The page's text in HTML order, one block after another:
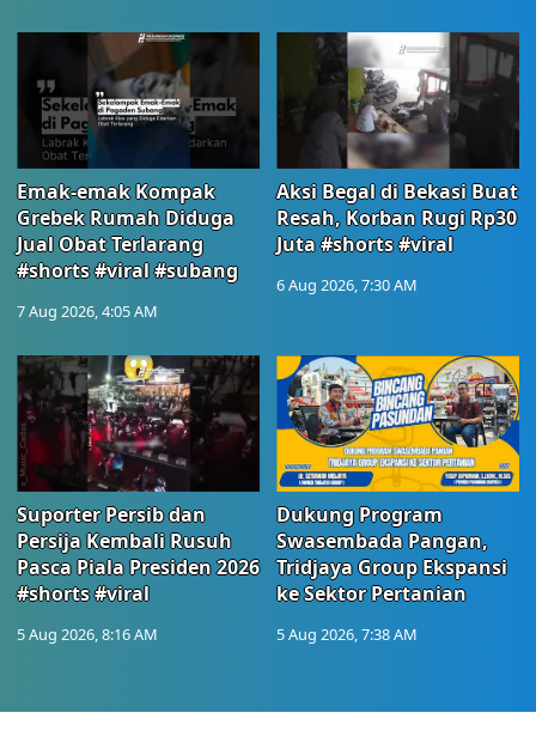
Emak-emak Kompak
Grebek Rumah Diduga
Jual Obat Terlarang
#shorts #viral #subang
7 Aug 2026, 4:05 AM
Aksi Begal di Bekasi Buat
Resah, Korban Rugi Rp30
Juta #shorts #viral
6 Aug 2026, 7:30 AM
Suporter Persib dan
Persija Kembali Rusuh
Pasca Piala Presiden 2026
#shorts #viral
5 Aug 2026, 8:16 AM
Dukung Program
Swasembada Pangan,
Tridjaya Group Ekspansi
ke Sektor Pertanian
5 Aug 2026, 7:38 AM